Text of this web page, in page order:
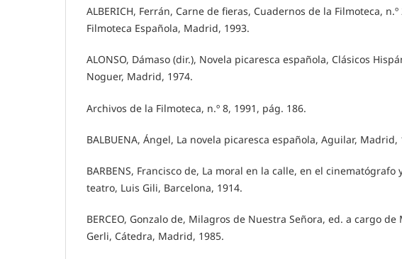
ALBERICH, Ferrán, Carne de fieras, Cuadernos de la Filmoteca, n.º
Filmoteca Española, Madrid, 1993.
ALONSO, Dámaso (dir.), Novela picaresca española, Clásicos
Noguer, Madrid, 1974.
Archivos de la Filmoteca, n.º 8, 1991, pág. 186.
BALBUENA, Ángel, La novela picaresca española, Aguilar, Madrid,
BARBENS, Francisco de, La moral en la calle, en el cinematógrafo
teatro, Luis Gili, Barcelona, 1914.
BERCEO, Gonzalo de, Milagros de Nuestra Señora, ed. a cargo de
Gerli, Cátedra, Madrid, 1985.